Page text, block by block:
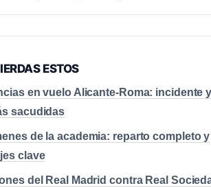
ESTOS
en vuelo Alicante-Roma: incidente
sacudidas
de la academia: reparto completo y
clave
del Real Madrid contra Real